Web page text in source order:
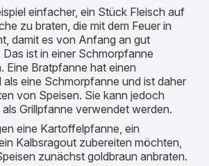
einfacher, ein Stück Fleisch auf
zu braten, die mit dem Feuer in
damit es von Anfang an gut
ist in einer Schmorpfanne
Eine Bratpfanne hat einen
als eine Schmorpfanne und ist daher
von Speisen. Sie kann jedoch
Grillpfanne verwendet werden.
eine Kartoffelpfanne, ein
Kalbsragout zubereiten möchten,
zunächst goldbraun anbraten.